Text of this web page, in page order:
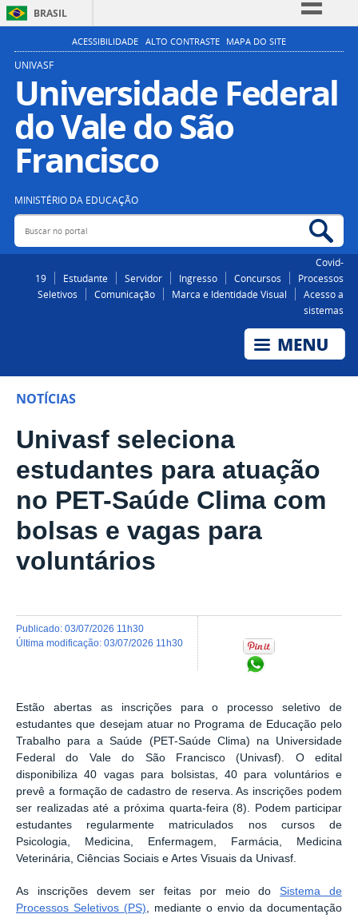
BRASIL
Simplifique!
Participe
Acesso à informação
Legislação
ACESSIBILIDADE ALTO CONTRASTE MAPA DO SITE
UNIVASF
Universidade Federal
do Vale do São
Francisco
MINISTÉRIO DA EDUCAÇÃO
Buscar no portal
Covid-
19
Estudante Servidor Ingresso Concursos
Processos
Seletivos
Comunicação Marca e Identidade Visual
Acesso a
sistemas
NOTÍCIAS
Univasf seleciona
estudantes para atuação
no PET-Saúde Clima com
bolsas e vagas para
voluntários
publicado: 03/07/2026 11h30
última modificação: 03/07/2026 11h30
Estão abertas as inscrições para o processo seletivo de
estudantes que desejam atuar no Programa de Educação pelo
Trabalho para a Saúde (PET-Saúde Clima) na Universidade
Federal do Vale do São Francisco (Univasf). O edital
disponibiliza 40 vagas para bolsistas, 40 para voluntários e
prevê a formação de cadastro de reserva. As inscrições podem
ser realizadas até a próxima quarta-feira (8). Podem participar
estudantes regularmente matriculados nos cursos de
Psicologia, Medicina, Enfermagem, Farmácia, Medicina
Veterinária, Ciências Sociais e Artes Visuais da Univasf.
As inscrições devem ser feitas por meio doSistema de
Processos Seletivos (PS), mediante o envio da documentação